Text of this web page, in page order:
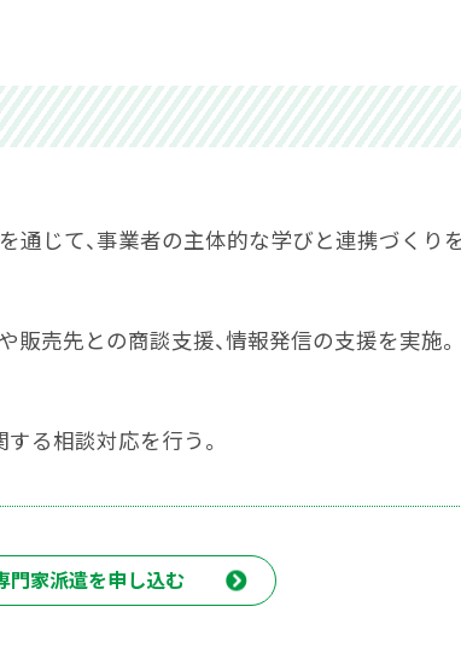
じて、事業者の主体的な学びと連携づくり
販売先との商談支援、情報発信の支援を実施。
る相談対応を行う。
門家派遣を申し込む